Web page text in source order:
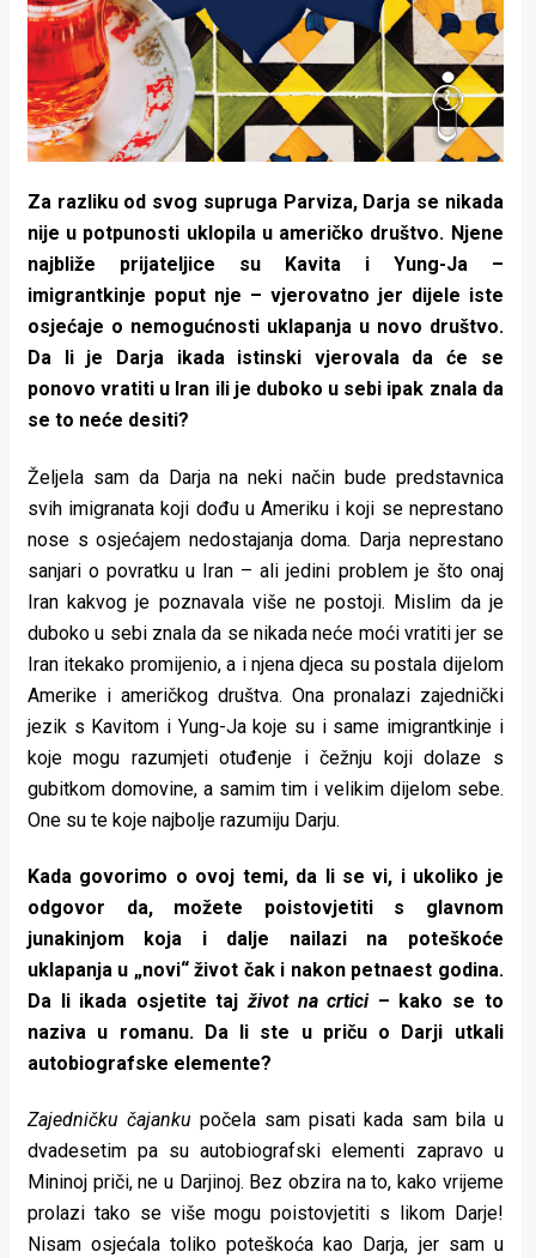
Za razliku od svog supruga Parviza, Darja se nikada
nije u potpunosti uklopila u američko društvo. Njene
najbliže prijateljice su Kavita i Yung-Ja –
imigrantkinje poput nje – vjerovatno jer dijele iste
osjećaje o nemogućnosti uklapanja u novo društvo.
Da li je Darja ikada istinski vjerovala da će se
ponovo vratiti u Iran ili je duboko u sebi ipak znala da
se to neće desiti?
Željela sam da Darja na neki način bude predstavnica
svih imigranata koji dođu u Ameriku i koji se neprestano
nose s osjećajem nedostajanja doma. Darja neprestano
sanjari o povratku u Iran – ali jedini problem je što onaj
Iran kakvog je poznavala više ne postoji. Mislim da je
duboko u sebi znala da se nikada neće moći vratiti jer se
Iran itekako promijenio, a i njena djeca su postala dijelom
Amerike i američkog društva. Ona pronalazi zajednički
jezik s Kavitom i Yung-Ja koje su i same imigrantkinje i
koje mogu razumjeti otuđenje i čežnju koji dolaze s
gubitkom domovine, a samim tim i velikim dijelom sebe.
One su te koje najbolje razumiju Darju.
Kada govorimo o ovoj temi, da li se vi, i ukoliko je
odgovor da, možete poistovjetiti s glavnom
junakinjom koja i dalje nailazi na poteškoće
uklapanja u „novi“ život čak i nakon petnaest godina.
Da li ikada osjetite tajživot na crtici– kako se to
naziva u romanu. Da li ste u priču o Darji utkali
autobiografske elemente?
Zajedničku čajanku počela sam pisati kada sam bila u
dvadesetim pa su autobiografski elementi zapravo u
Mininoj priči, ne u Darjinoj. Bez obzira na to, kako vrijeme
prolazi tako se više mogu poistovjetiti s likom Darje!
Nisam osjećala toliko poteškoća kao Darja, jer sam u